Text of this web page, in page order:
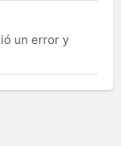
un error y